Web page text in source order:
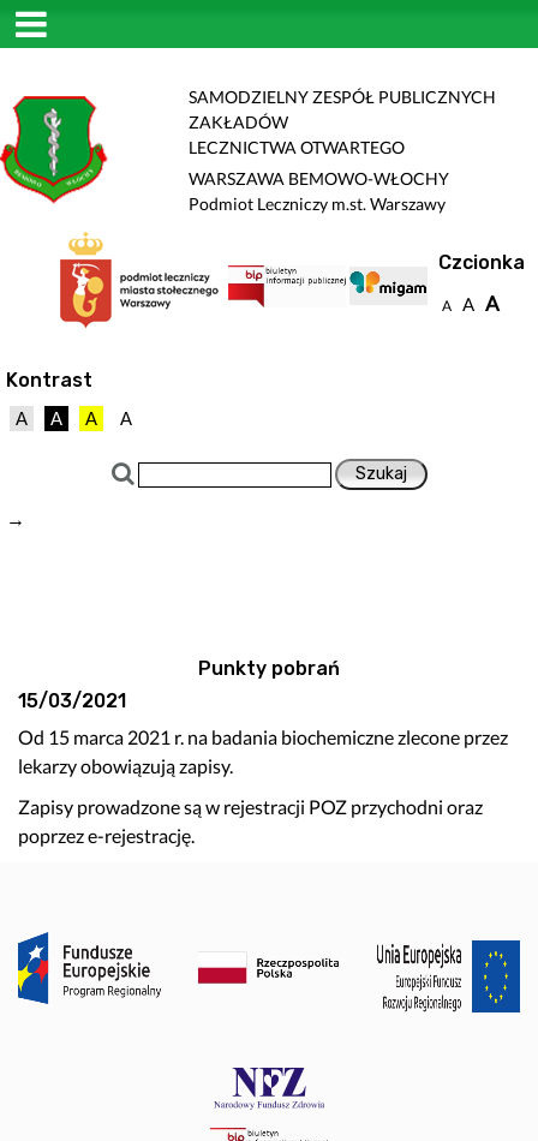
SAMODZIELNY ZESPÓŁ PUBLICZNYCH
ZAKŁADÓW
LECZNICTWA OTWARTEGO
WARSZAWA BEMOWO-WŁOCHY
Podmiot Leczniczy m.st. Warszawy
Czcionka
A A A
Kontrast
A A A A
→
Punkty pobrań
15/03/2021
Od 15 marca 2021 r. na badania biochemiczne zlecone przez
lekarzy obowiązują zapisy.
Zapisy prowadzone są w rejestracji POZ przychodni oraz
poprzez e-rejestrację.